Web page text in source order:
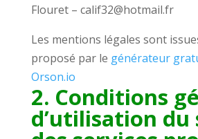
Flouret – calif32@hotmail.fr
Les mentions légales sont
proposé par le générateur
Orson.io
2. Conditions
d’utilisation du